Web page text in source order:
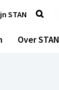
STAN Zoek
Over STAN